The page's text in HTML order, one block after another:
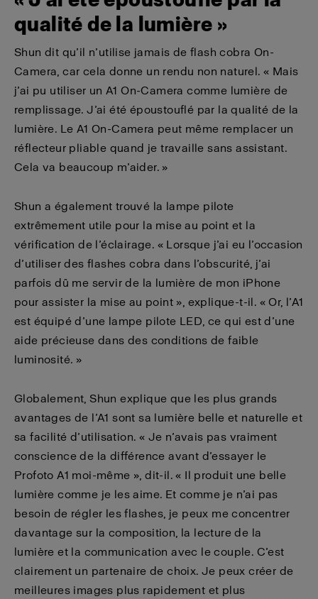
qualité de la lumière »
Shun dit qu’il n’utilise jamais de flash cobra On-
Camera, car cela donne un rendu non naturel. « Mais
j’ai pu utiliser un A1 On-Camera comme lumière de
remplissage. J’ai été époustouflé par la qualité de la
lumière. Le A1 On-Camera peut même remplacer un
réflecteur pliable quand je travaille sans assistant.
Cela va beaucoup m’aider. »
Shun a également trouvé la lampe pilote
extrêmement utile pour la mise au point et la
vérification de l’éclairage. « Lorsque j’ai eu l’occasion
d’utiliser des flashes cobra dans l’obscurité, j’ai
parfois dû me servir de la lumière de mon iPhone
pour assister la mise au point », explique-t-il. « Or, l’A1
est équipé d’une lampe pilote LED, ce qui est d’une
aide précieuse dans des conditions de faible
luminosité. »
Globalement, Shun explique que les plus grands
avantages de l’A1 sont sa lumière belle et naturelle et
sa facilité d’utilisation. « Je n’avais pas vraiment
conscience de la différence avant d’essayer le
Profoto A1 moi-même », dit-il. « Il produit une belle
lumière comme je les aime. Et comme je n’ai pas
besoin de régler les flashes, je peux me concentrer
davantage sur la composition, la lecture de la
lumière et la communication avec le couple. C’est
clairement un partenaire de choix. Je peux créer de
meilleures images plus rapidement et plus